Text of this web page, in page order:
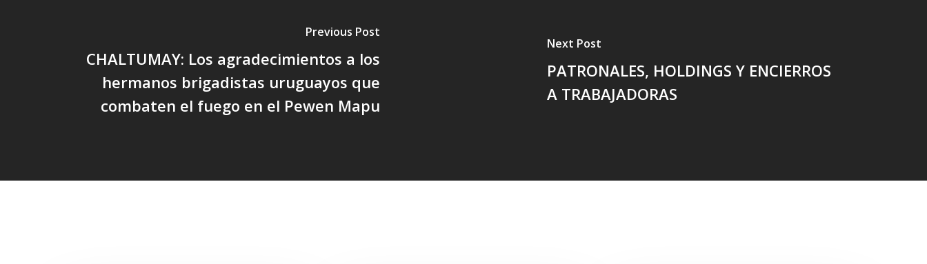
Previous Post
CHALTUMAY: Los agradecimientos a los
hermanos brigadistas uruguayos que
combaten el fuego en el Pewen Mapu
Next Post
PATRONALES, HOLDINGS Y ENCIERROS
A TRABAJADORAS